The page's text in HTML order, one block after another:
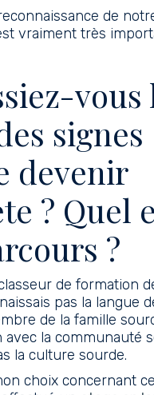
de
vraiment très
vous
signes
devenir
? Quel
?
de formation
pas la langue
de la famille
avec la communauté
la culture sourde.
choix concernant